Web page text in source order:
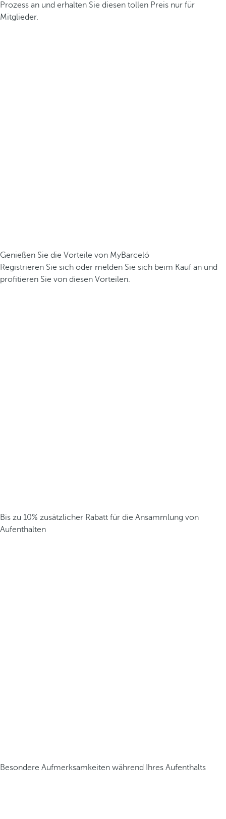
Prozess an und erhalten Sie diesen tollen Preis nur für
Mitglieder.
Genießen Sie die Vorteile von MyBarceló
Registrieren Sie sich oder melden Sie sich beim Kauf an und
profitieren Sie von diesen Vorteilen.
Bis zu 10% zusätzlicher Rabatt für die Ansammlung von
Aufenthalten
Besondere Aufmerksamkeiten während Ihres Aufenthalts